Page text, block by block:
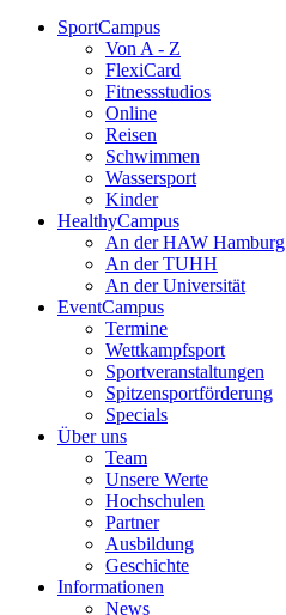
SportCampus
Von A - Z
FlexiCard
Fitnessstudios
Online
Reisen
Schwimmen
Wassersport
Kinder
HealthyCampus
An der HAW Hamburg
An der TUHH
An der Universität
EventCampus
Termine
Wettkampfsport
Sportveranstaltungen
Spitzensportförderung
Specials
Über uns
Team
Unsere Werte
Hochschulen
Partner
Ausbildung
Geschichte
Informationen
News